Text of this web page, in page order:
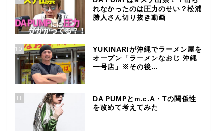
れなかったのは圧力のせい？松浦
勝人さん切り抜き動画
10
YUKINARIが沖縄でラーメン屋を
オープン「ラーメンなおじ 沖縄
一号店」※その後…
11
DA PUMPとm.c.A・Tの関係性
を改めて考えてみた